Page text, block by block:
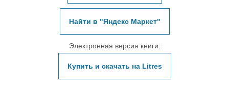
Найти в "Яндекс Маркет"
Электронная версия книги:
Купить и скачать на Litres